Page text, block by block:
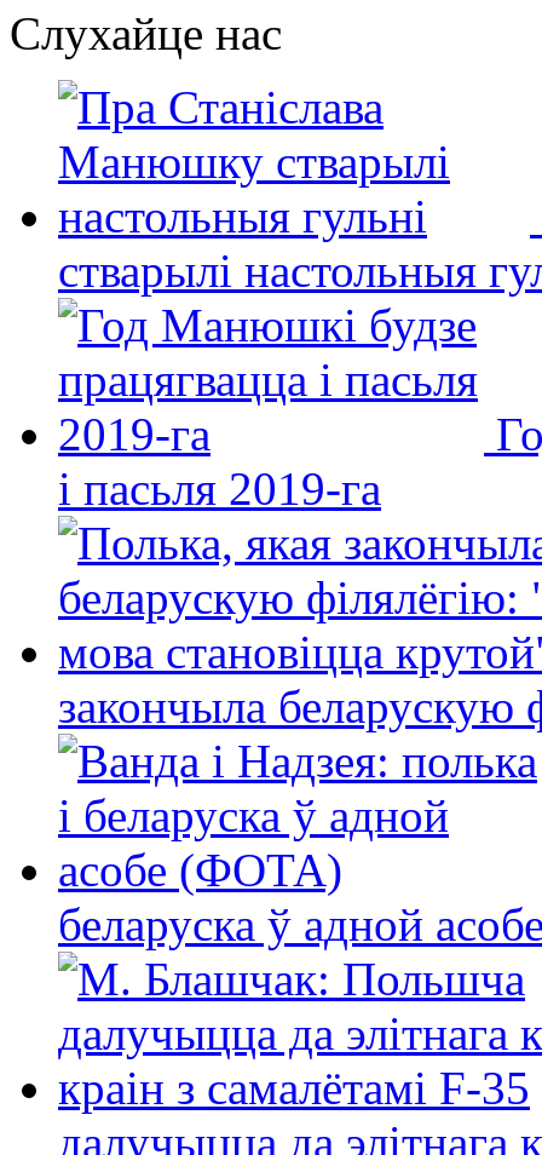
Слухайце нас
стварылі настольныя
і пасьля 2019-га
закончыла беларускую
беларуска ў адной
далучыцца да элітнага